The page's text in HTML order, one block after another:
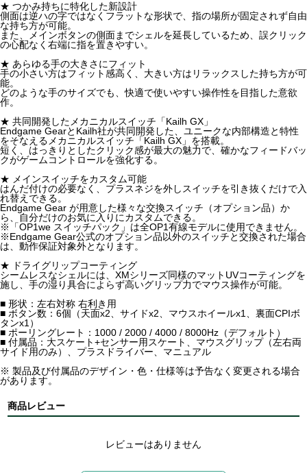
★ つかみ持ちに特化した新設計
側面は逆ハの字ではなくフラットな形状で、指の場所が固定されず自由
な持ち方が可能。
また、メインボタンの側面までシェルを延長しているため、誤クリック
の心配なく右端に指を置きやすい。
★ あらゆる手の大きさにフィット
手の小さい方はフィット感高く、大きい方はリラックスした持ち方が可
能。
どのような手のサイズでも、快適で使いやすい操作性を目指した意欲
作。
★ 共同開発したメカニカルスイッチ「Kailh GX」
Endgame GearとKailh社が共同開発した、ユニークな内部構造と特性
をそなえるメカニカルスイッチ「Kailh GX」を搭載。
短く、はっきりとしたクリック感が最大の魅力で、確かなフィードバッ
クがゲームコントロールを強化する。
★ メインスイッチをカスタム可能
はんだ付けの必要なく、プラスネジを外しスイッチを引き抜くだけで入
れ替えできる。
Endgame Gear が用意した様々な交換スイッチ（オプション品）か
ら、自分だけのお気に入りにカスタムできる。
※「OP1we スイッチパック」は全OP1有線モデルに使用できません。
※Endgame Gear公式のオプション品以外のスイッチと交換された場合
は、動作保証対象外となります。
★ ドライグリップコーティング
シームレスなシェルには、XMシリーズ同様のマットUVコーティングを
施し、手の湿り具合によらず高いグリップ力でマウス操作が可能。
■ 形状：左右対称 右利き用
■ ボタン数：6個（天面x2、サイドx2、マウスホイールx1、裏面CPIボ
タンx1）
■ ポーリングレート：1000 / 2000 / 4000 / 8000Hz（デフォルト）
■ 付属品：大スケート+センサー用スケート、マウスグリップ（左右両
サイド用のみ）、プラスドライバー、マニュアル
※ 製品及び付属品のデザイン・色・仕様等は予告なく変更される場合
があります。
商品レビュー
レビューはありません